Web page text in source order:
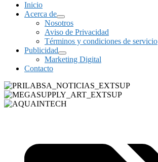
Inicio
Acerca de
Nosotros
Aviso de Privacidad
Términos y condiciones de servicio
Publicidad
Marketing Digital
Contacto